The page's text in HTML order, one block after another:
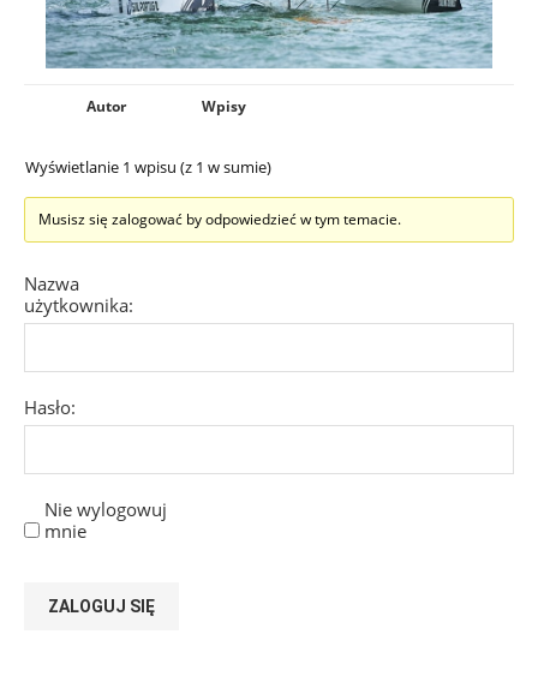
Autor Wpisy
Wyświetlanie 1 wpisu (z 1 w sumie)
Musisz się zalogować by odpowiedzieć w tym temacie.
Nazwa
użytkownika:
Hasło:
Nie wylogowuj
mnie
ZALOGUJ SIĘ